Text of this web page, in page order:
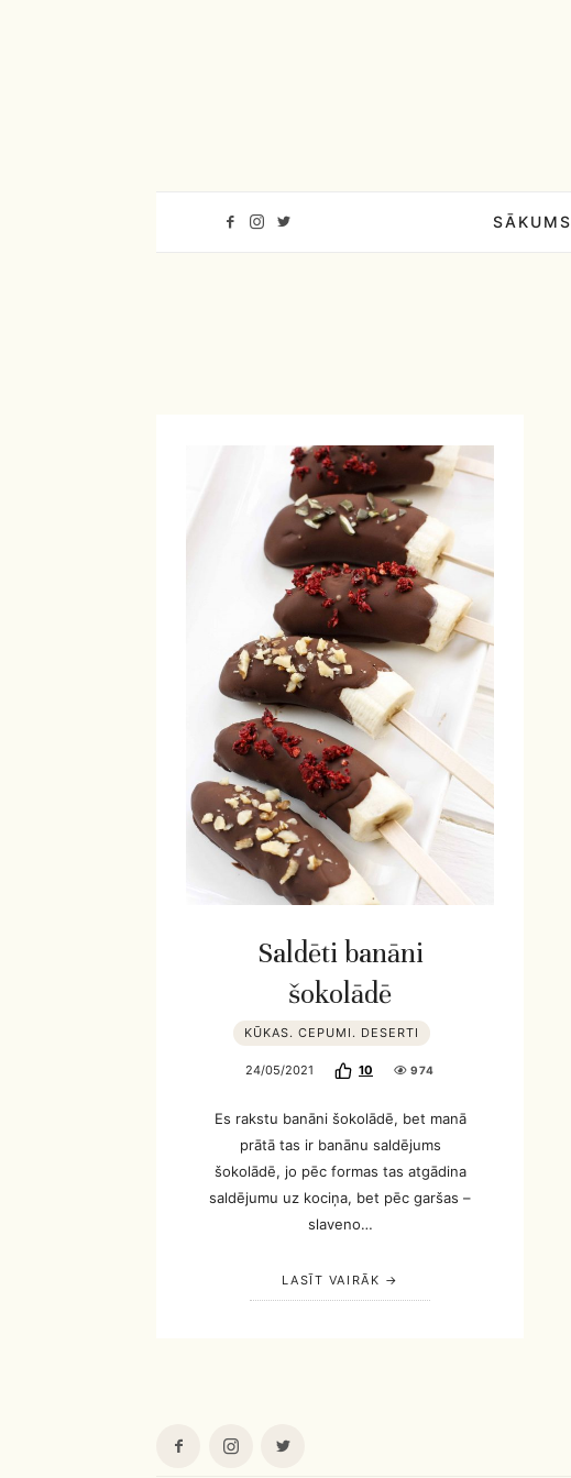
SĀKUMS
Saldēti banāni
šokolādē
KŪKAS. CEPUMI. DESERTI
24/05/2021 10 974
Es rakstu banāni šokolādē, bet manā
prātā tas ir banānu saldējums
šokolādē, jo pēc formas tas atgādina
saldējumu uz kociņa, bet pēc garšas –
slaveno…
LASĪT VAIRĀK